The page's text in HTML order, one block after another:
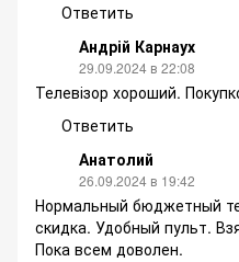
Ответить
Андрій Карнаух
29.09.2024 в 22:08
Телевізор хороший.
Ответить
Анатолий
26.09.2024 в 19:42
Нормальный бюджетный
скидка. Удобный пульт.
Пока всем доволен.